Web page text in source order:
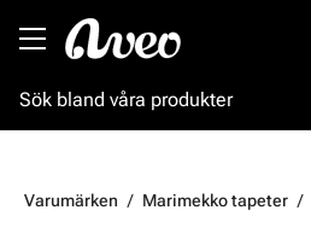
Varumärken Marimekko tapeter